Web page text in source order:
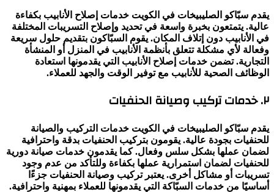
يقدم سبّاكو الصليبيخات في الكويت خدمات إصلاح الأنابيب بكفاءة
عالية. يتمتعون بخبرة واسعة في تحديد وإصلاح التسريبات المختلفة
في الأنابيب دون إتلاف المكان. يقوم السبّاكون بتقديم حلول سريعة
وفعالة لأي مشكلة تتعلق بأنظمة الأنابيب في المنزل أو المنشأة
التجارية. تضمن خدمات إصلاح الأنابيب التي يقدمونها استعادة
الوظائف الصحية للأنابيب مع توفير الوقت والجهد للعملاء.
٢. خدمات تركيب وصيانة الحنفيات
يقدم سبّاكو الصليبيخات في الكويت خدمات التركيب والصيانة
للحنفيات بجودة عالية. يقومون بتركيب الحنفيات بدقة واحترافية
لضمان عملها بشكل سلس وفعال. كما يقدمون خدمات صيانة دورية
للحنفيات لضمان استمرارية عملها بكفاءة وللتأكد من عدم وجود
تسريبات أو مشاكل أخرى. يعتبر تركيب وصيانة الحنفيات جزءًا
أساسيًا من خدمات السبّاكة التي يقدمونها للعملاء بمهنية واحترافية.